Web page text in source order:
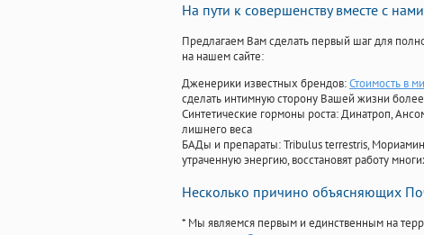
На пути к совершенству вместе с нами
Предлагаем Вам сделать первый шаг для
на нашем сайте:
Дженерики известных брендов:Стоимость в
сделать интимную сторону Вашей жизни
Синтетические гормоны роста: Динатроп,
лишнего веса
БАДы и препараты:Tribulus terrestris,
утраченную энергию, восстановят работу
Несколько причино объясняющих
* Мы являемся первым и единственным на